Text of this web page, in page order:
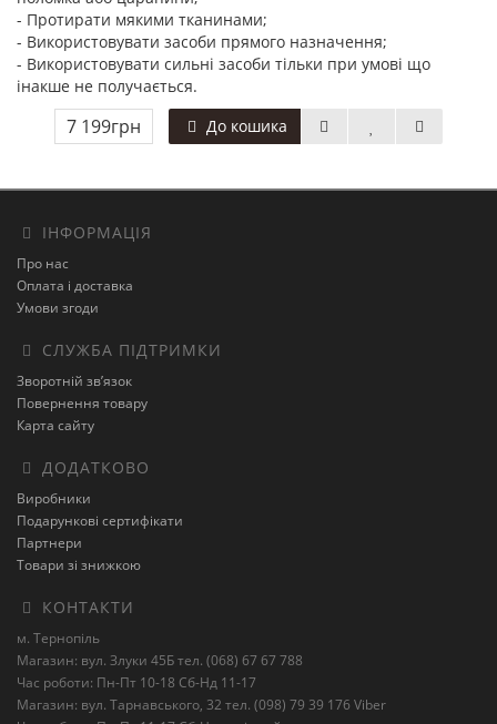
- Протирати мякими тканинами;
- Використовувати засоби прямого назначення;
- Використовувати сильні засоби тільки при умові що
інакше не получається.
7 199грн До кошика
ІНФОРМАЦІЯ
Про нас
Оплата і доставка
Умови згоди
СЛУЖБА ПІДТРИМКИ
Зворотній зв’язок
Повернення товару
Карта сайту
ДОДАТКОВО
Виробники
Подарункові сертифікати
Партнери
Товари зі знижкою
КОНТАКТИ
м. Тернопіль
Магазин: вул. Злуки 45Б тел. (068) 67 67 788
Час роботи: Пн-Пт 10-18 Сб-Нд 11-17
Магазин: вул. Тарнавського, 32 тел. (098) 79 39 176 Viber